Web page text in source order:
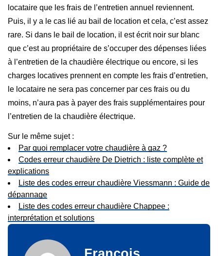
locataire que les frais de l’entretien annuel reviennent.
Puis, il y a le cas lié au bail de location et cela, c’est assez
rare. Si dans le bail de location, il est écrit noir sur blanc
que c’est au propriétaire de s’occuper des dépenses liées
à l’entretien de la chaudière électrique ou encore, si les
charges locatives prennent en compte les frais d’entretien,
le locataire ne sera pas concerner par ces frais ou du
moins, n’aura pas à payer des frais supplémentaires pour
l’entretien de la chaudière électrique.
Sur le même sujet :
Par quoi remplacer votre chaudière à gaz ?
Codes erreur chaudière De Dietrich : liste complète et
explications
Liste des codes erreur chaudière Viessmann : Guide de
dépannage
Liste des codes erreur chaudière Chappee :
interprétation et solutions